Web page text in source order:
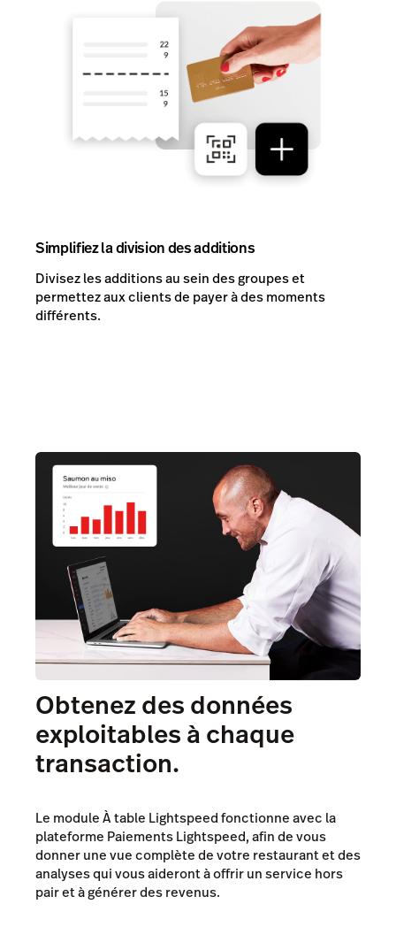
Simplifiez la division des additions
Divisez les additions au sein des groupes et
permettez aux clients de payer à des moments
différents.
Obtenez des données
exploitables à chaque
transaction.
Le module À table Lightspeed fonctionne avec la
plateforme Paiements Lightspeed, afin de vous
donner une vue complète de votre restaurant et des
analyses qui vous aideront à offrir un service hors
pair et à générer des revenus.